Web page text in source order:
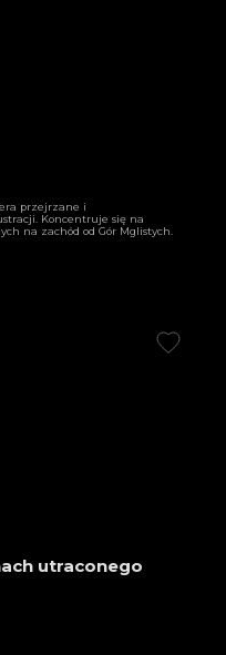
przejrzane i
Koncentruje się na
na zachód od Gór Mglistych.
utraconego